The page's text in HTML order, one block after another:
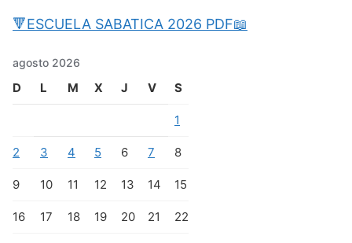
🔻ESCUELA SABATICA 2026 PDF📖
agosto 2026
D L M X J V S
1
2 3 4 5 6 7 8
9 10 11 12 13 14 15
16 17 18 19 20 21 22